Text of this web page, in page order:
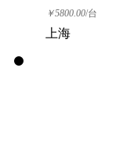
公司
￥5800.00/台
上海